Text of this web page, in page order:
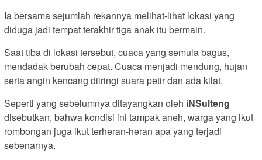
Ia bersama sejumlah rekannya melihat-lihat lokasi yang
diduga jadi tempat terakhir tiga anak itu bermain.
Saat tiba di lokasi tersebut, cuaca yang semula bagus,
mendadak berubah cepat. Cuaca menjadi mendung, hujan
serta angin kencang diiringi suara petir dan ada kilat.
Seperti yang sebelumnya ditayangkan oleh iNSulteng
disebutkan, bahwa kondisi ini tampak aneh, warga yang ikut
rombongan juga ikut terheran-heran apa yang terjadi
sebenarnya.